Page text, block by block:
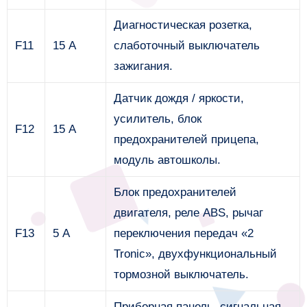
F11 15 А
Диагностическая розетка,
слаботочный выключатель
зажигания.
F12 15 А
Датчик дождя / яркости,
усилитель, блок
предохранителей прицепа,
модуль автошколы.
F13 5 А
Блок предохранителей
двигателя, реле ABS, рычаг
переключения передач «2
Tronic», двухфункциональный
тормозной выключатель.